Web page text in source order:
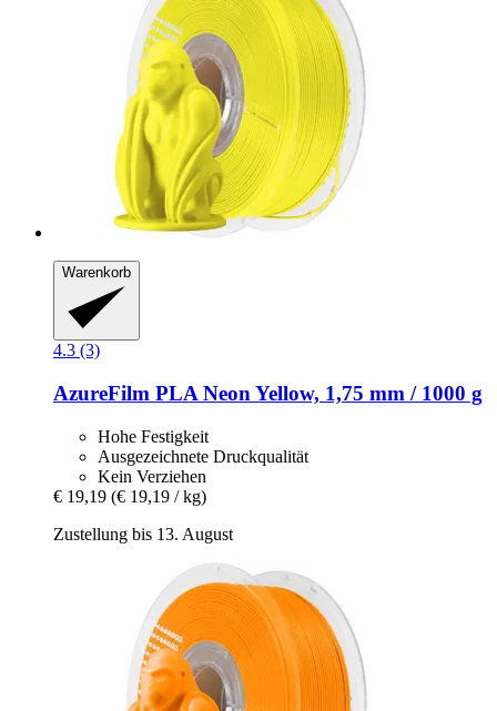
Warenkorb
4.3 (3)
AzureFilm PLA Neon Yellow, 1,75 mm / 1000 g
Hohe Festigkeit
Ausgezeichnete Druckqualität
Kein Verziehen
€ 19,19 (€ 19,19 / kg)
Zustellung bis 13. August